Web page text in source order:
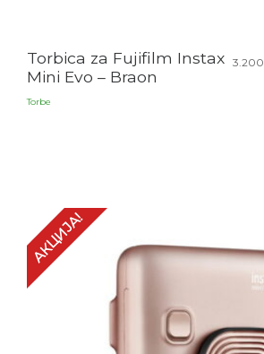
Torbica za Fujifilm Instax
Mini Evo – Braon
Torbe
3.200
АКЦИЈА!